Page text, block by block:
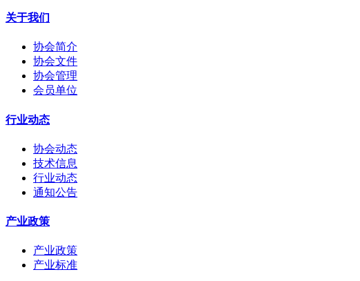
关于我们
协会简介
协会文件
协会管理
会员单位
行业动态
协会动态
技术信息
行业动态
通知公告
产业政策
产业政策
产业标准